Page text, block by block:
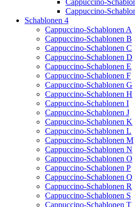
Cappuccino-
Cappuccino-
Schablonen 4
Cappuccino-Schablonen A
Cappuccino-Schablonen B
Cappuccino-Schablonen C
Cappuccino-Schablonen D
Cappuccino-Schablonen E
Cappuccino-Schablonen F
Cappuccino-Schablonen G
Cappuccino-Schablonen H
Cappuccino-Schablonen I
Cappuccino-Schablonen J
Cappuccino-Schablonen K
Cappuccino-Schablonen L
Cappuccino-Schablonen M
Cappuccino-Schablonen N
Cappuccino-Schablonen O
Cappuccino-Schablonen P
Cappuccino-Schablonen Q
Cappuccino-Schablonen R
Cappuccino-Schablonen S
Cappuccino-Schablonen T